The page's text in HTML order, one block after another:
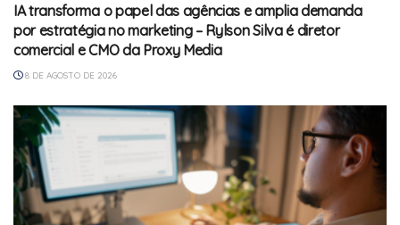
IA transforma o papel das agências e amplia demanda
por estratégia no marketing – Rylson Silva é diretor
comercial e CMO da Proxy Media
8 DE AGOSTO DE 2026